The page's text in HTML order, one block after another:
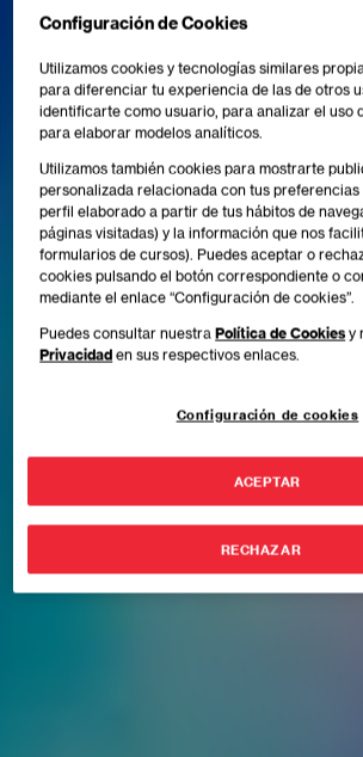
Configuración de Cookies
Utilizamos cookies y tecnologías similares
para diferenciar tu experiencia de las de otros
identificarte como usuario, para analizar el uso
para elaborar modelos analíticos.
Utilizamos también cookies para mostrarte
personalizada relacionada con tus preferencias
perfil elaborado a partir de tus hábitos de
páginas visitadas) y la información que nos
formularios de cursos). Puedes aceptar o
cookies pulsando el botón correspondiente o
mediante el enlace “Configuración de cookies”.
Puedes consultar nuestraPolítica de Cookies y
Privacidad en sus respectivos enlaces.
Configuración de cookies
RECHAZAR
ACEPTAR